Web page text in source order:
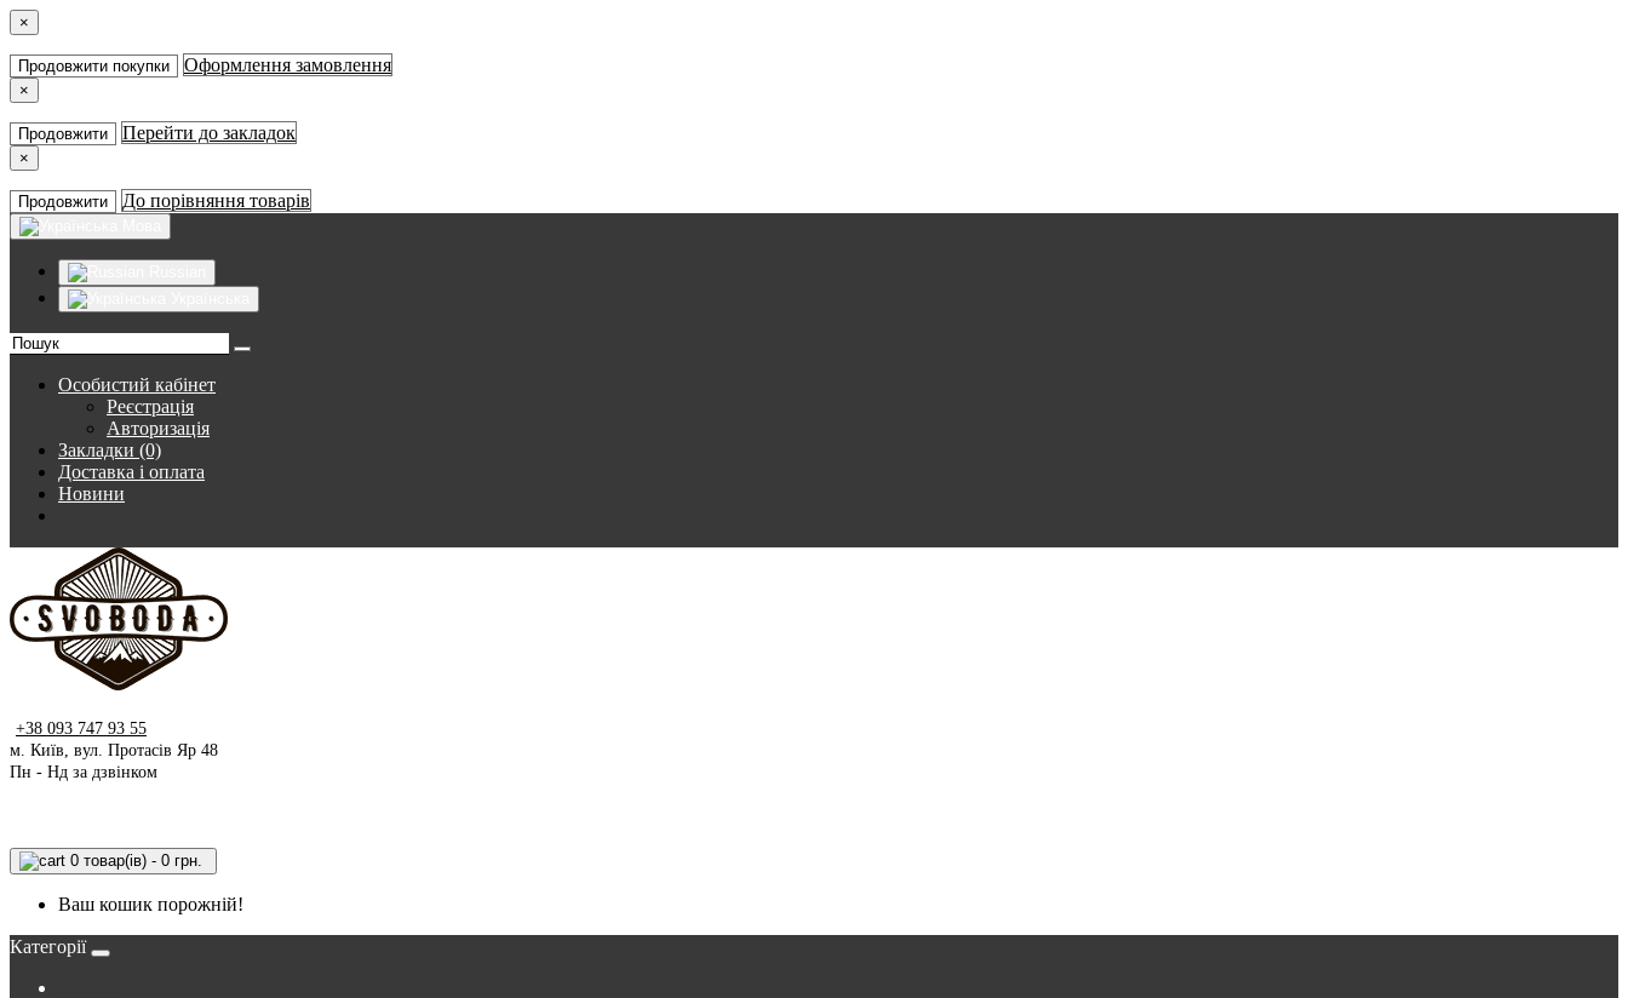
×
Продовжити покупки Оформлення замовлення
×
Продовжити Перейти до закладок
×
Продовжити До порівняння товарів
Особистий кабінет
Реєстрація
Авторизація
Закладки (0)
Доставка і оплата
Новини
+38 093 747 93 55
м. Київ, вул. Протасів Яр 48
Пн - Нд за дзвінком
0 товар(ів) - 0 грн.
Ваш кошик порожній!
Категорії